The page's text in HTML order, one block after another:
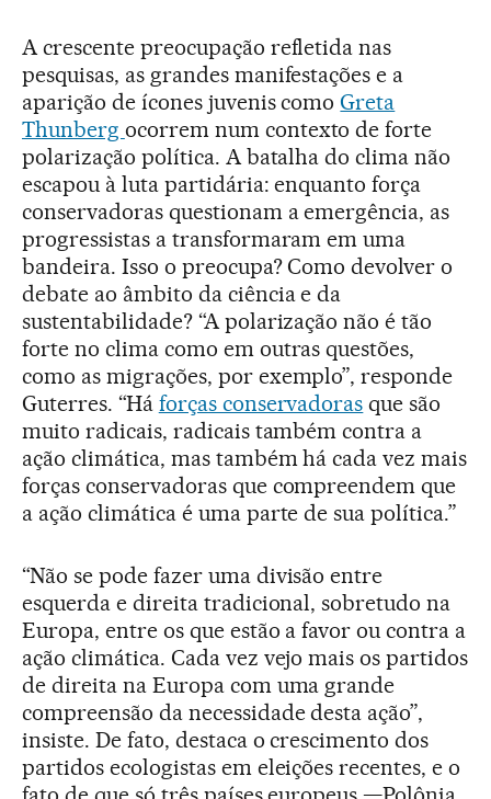
A crescente preocupação refletida nas
pesquisas, as grandes manifestações e a
aparição de ícones juvenis comoGreta
Thunberg ocorrem num contexto de forte
polarização política. A batalha do clima não
escapou à luta partidária: enquanto força
conservadoras questionam a emergência, as
progressistas a transformaram em uma
bandeira. Isso o preocupa? Como devolver o
debate ao âmbito da ciência e da
sustentabilidade? “A polarização não é tão
forte no clima como em outras questões,
como as migrações, por exemplo”, responde
Guterres. “Há forças conservadoras que são
muito radicais, radicais também contra a
ação climática, mas também há cada vez mais
forças conservadoras que compreendem que
a ação climática é uma parte de sua política.”
“Não se pode fazer uma divisão entre
esquerda e direita tradicional, sobretudo na
Europa, entre os que estão a favor ou contra a
ação climática. Cada vez vejo mais os partidos
de direita na Europa com uma grande
compreensão da necessidade desta ação”,
insiste. De fato, destaca o crescimento dos
partidos ecologistas em eleições recentes, e o